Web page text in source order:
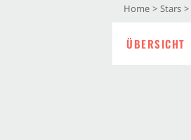
Home Stars
ÜBERSICHT